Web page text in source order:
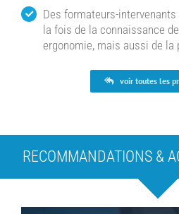
Des formateurs-
la fois de la connaissance
ergonomie, mais aussi de la
voir toutes les
RECOMMANDATIONS &